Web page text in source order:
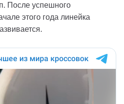
После успешного
этого года линейка